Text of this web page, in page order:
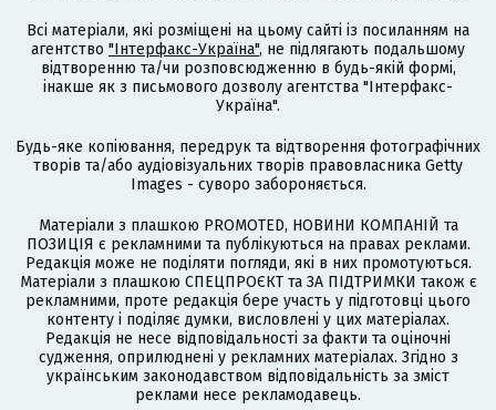
Всі матеріали, які розміщені на цьому сайті із посиланням на
агентство "Інтерфакс-Україна", не підлягають подальшому
відтворенню та/чи розповсюдженню в будь-якій формі,
інакше як з письмового дозволу агентства "Інтерфакс-
Україна".
Будь-яке копіювання, передрук та відтворення фотографічних
творів та/або аудіовізуальних творів правовласника Getty
Images - суворо забороняється.
Матеріали з плашкою PROMOTED, НОВИНИ КОМПАНІЙ та
ПОЗИЦІЯ є рекламними та публікуються на правах реклами.
Редакція може не поділяти погляди, які в них промотуються.
Матеріали з плашкою СПЕЦПРОЄКТ та ЗА ПІДТРИМКИ також є
рекламними, проте редакція бере участь у підготовці цього
контенту і поділяє думки, висловлені у цих матеріалах.
Редакція не несе відповідальності за факти та оціночні
судження, оприлюднені у рекламних матеріалах. Згідно з
українським законодавством відповідальність за зміст
реклами несе рекламодавець.